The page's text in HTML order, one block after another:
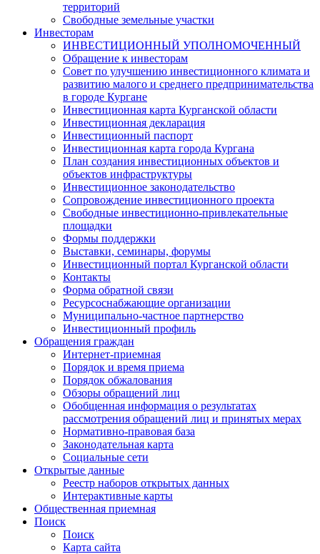
территорий
Свободные земельные участки
Инвесторам
ИНВЕСТИЦИОННЫЙ УПОЛНОМОЧЕННЫЙ
Обращение к инвесторам
Совет по улучшению инвестиционного климата и
развитию малого и среднего предпринимательства
в городе Кургане
Инвестиционная карта Курганской области
Инвестиционная декларация
Инвестиционный паспорт
Инвестиционная карта города Кургана
План создания инвестиционных объектов и
объектов инфраструктуры
Инвестиционное законодательство
Сопровождение инвестиционного проекта
Свободные инвестиционно-привлекательные
площадки
Формы поддержки
Выставки, семинары, форумы
Инвестиционный портал Курганской области
Контакты
Форма обратной связи
Ресурсоснабжающие организации
Муниципально-частное партнерство
Инвестиционный профиль
Обращения граждан
Интернет-приемная
Порядок и время приема
Порядок обжалования
Обзоры обращений лиц
Обобщенная информация о результатах
рассмотрения обращений лиц и принятых мерах
Нормативно-правовая база
Законодательная карта
Социальные сети
Открытые данные
Реестр наборов открытых данных
Интерактивные карты
Общественная приемная
Поиск
Поиск
Карта сайта